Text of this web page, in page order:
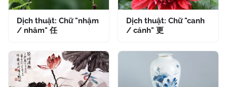
Dịch thuật: Chữ "nhậm
/ nhâm" 任
Dịch thuật: Chữ "canh
/ cánh" 更